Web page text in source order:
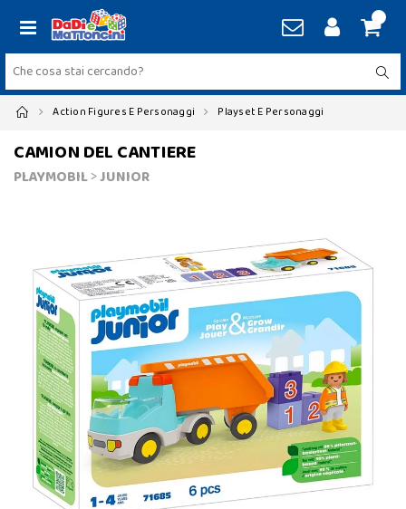
Action Figures E Personaggi Playset E Personaggi
CAMION DEL CANTIERE
PLAYMOBIL>JUNIOR